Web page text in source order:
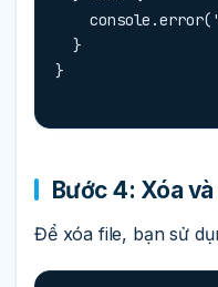
    console.error('Lỗi khi upload file');
}
Bước 4: Xóa
Để xóa file, bạn sử